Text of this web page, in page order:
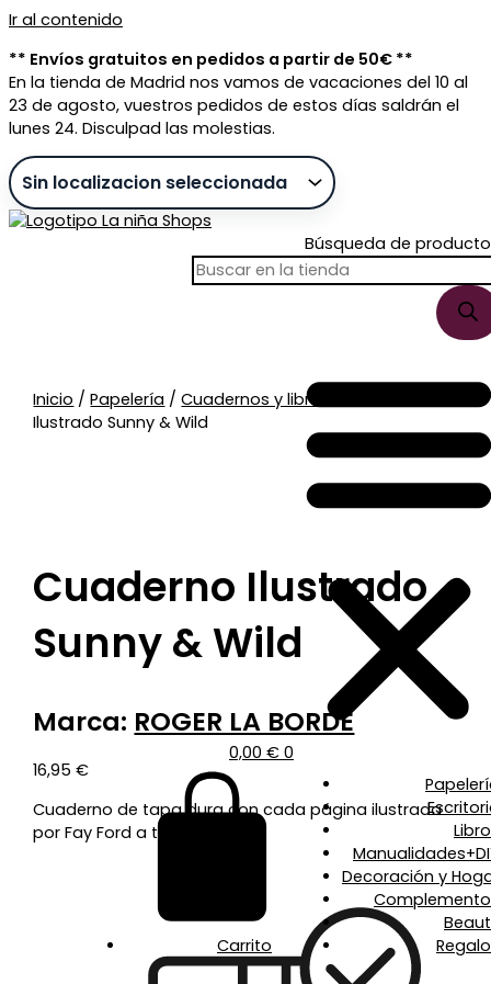
Ir al contenido
** Envíos gratuitos en pedidos a partir de 50€ **
En la tienda de Madrid nos vamos de vacaciones del 10 al
23 de agosto, vuestros pedidos de estos días saldrán el
lunes 24. Disculpad las molestias.
Búsqueda de
0,00 € 0
Carrito
Decoración y
Inicio /Papelería /Cuadernos y libretas
Ilustrado Sunny & Wild
Cuaderno Ilustrado
Sunny & Wild
Marca: ROGER LA BORDE
16,95€
Cuaderno de tapa dura con cada página ilustrada
por Fay Ford a todo color.